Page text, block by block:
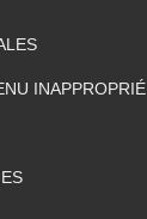
INAPPROPRIÉ